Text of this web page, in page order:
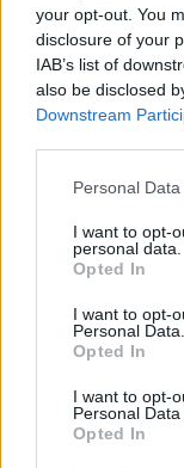
your opt-out. You
disclosure of your
IAB’s list of
also be disclosed
Downstream
Please note that
not limited to your
grant or deny
use your data for
consent section.
Personal
I want to opt-
personal data.
Opted In
I want to opt-
Personal Data.
Opted In
I want to opt-
Personal Data
Opted In
Condividi
F T